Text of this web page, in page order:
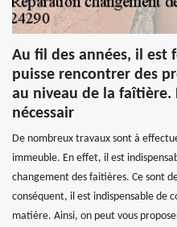
Au fil des années, il est
puisse rencontrer des
au niveau de la faîtière.
nécessair
De nombreux travaux sont à
immeuble. En effet, il est
changement des faitières. Ce sont
conséquent, il est indispensable de
matière. Ainsi, on peut vous